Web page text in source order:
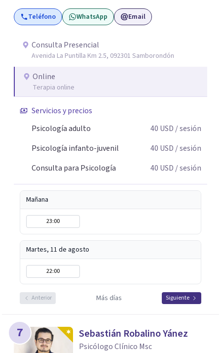
ritmo. Si estás atravesando un momento difícil o
simplemente sientes que necesitas entender mejor lo
respetando tu historia y tu propio ritmo.
Teléfono WhatsApp Email
Consulta Presencial
Avenida La Puntilla Km 2.5, 092301 Samborondón
Online
Terapia online
Servicios y precios
Psicología adulto
40 USD / sesión
Psicología infanto-juvenil
40 USD / sesión
Consulta para Psicología
40 USD / sesión
Mañana
23:00
Martes, 11 de agosto
22:00
Anterior Más días Siguiente
7 Sebastián Robalino Yánez
Psicólogo Clínico Msc